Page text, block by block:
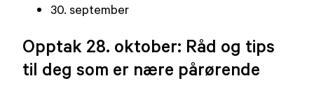
30. september
Opptak 28. oktober: Råd og tips
til deg som er nære pårørende